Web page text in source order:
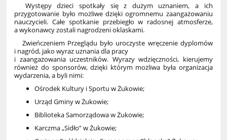
Występy dzieci spotkały się z dużym uznaniem, a ich
przygotowanie było możliwe dzięki ogromnemu zaangażowaniu
nauczycieli. Całe spotkanie przebiegło w radosnej atmosferze,
a wykonawcy zostali nagrodzeni oklaskami.
Zwieńczeniem Przeglądu było uroczyste wręczenie dyplomów
i nagród, jako wyraz uznania dla pracy
i zaangażowania uczestników. Wyrazy wdzięczności, kierujemy
również do sponsorów, dzięki którym możliwa była organizacja
wydarzenia, a byli nimi:
Ośrodek Kultury i Sportu w Żukowie;
Urząd Gminy w Żukowie;
Biblioteka Samorządowa w Żukowie;
Karczma „Sidło” w Żukowie;